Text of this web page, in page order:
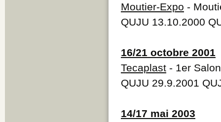
Moutier-Expo -
QUJU 13.10.2000
16/21 octobre 2001
Tecaplast - 1er
QUJU 29.9.2001
14/17 mai 2003